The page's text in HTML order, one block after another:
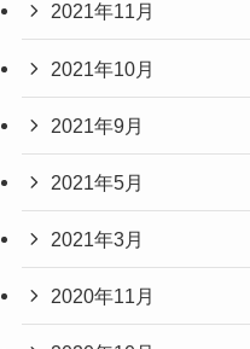
2021年11月
2021年10月
2021年9月
2021年5月
2021年3月
2020年11月